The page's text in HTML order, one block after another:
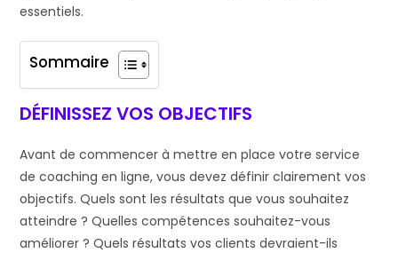
essentiels.
Sommaire
DÉFINISSEZ VOS OBJECTIFS
Avant de commencer à mettre en place votre service
de coaching en ligne, vous devez définir clairement vos
objectifs. Quels sont les résultats que vous souhaitez
atteindre ? Quelles compétences souhaitez-vous
améliorer ? Quels résultats vos clients devraient-ils